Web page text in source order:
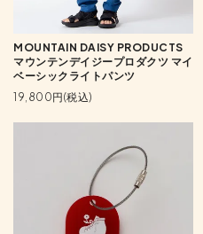
MOUNTAIN DAISY PRODUCTS
マウンテンデイジープロダクツ マイ
ベーシックライトパンツ
19,800円(税込)